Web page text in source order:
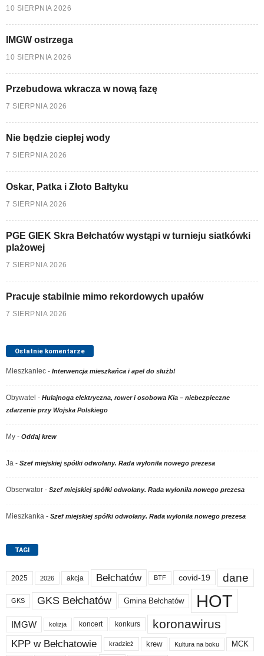
10 SIERPNIA 2026
IMGW ostrzega
10 SIERPNIA 2026
Przebudowa wkracza w nową fazę
7 SIERPNIA 2026
Nie będzie ciepłej wody
7 SIERPNIA 2026
Oskar, Patka i Złoto Bałtyku
7 SIERPNIA 2026
PGE GIEK Skra Bełchatów wystąpi w turnieju siatkówki
plażowej
7 SIERPNIA 2026
Pracuje stabilnie mimo rekordowych upałów
7 SIERPNIA 2026
Ostatnie komentarze
Mieszkaniec - Interwencja mieszkańca i apel do służb!
Obywatel - Hulajnoga elektryczna, rower i osobowa Kia – niebezpieczne
zdarzenie przy Wojska Polskiego
My - Oddaj krew
Ja - Szef miejskiej spółki odwołany. Rada wyłoniła nowego prezesa
Obserwator - Szef miejskiej spółki odwołany. Rada wyłoniła nowego prezesa
Mieszkanka - Szef miejskiej spółki odwołany. Rada wyłoniła nowego prezesa
TAGI
2025 2026 akcja Bełchatów BTF covid-19 dane
GKS GKS Bełchatów Gmina Bełchatów HOT
IMGW kolizja koncert konkurs koronawirus
KPP w Bełchatowie kradzież krew Kultura na boku MCK